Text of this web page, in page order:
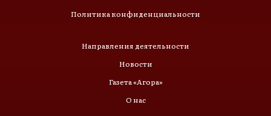
Политика конфиденциальности
Направления деятельности
Новости
Газета «Агора»
О нас